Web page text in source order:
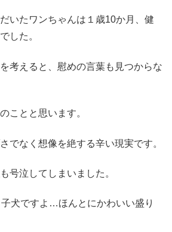
いたワンちゃんは１歳10か月、健
した。
考えると、慰めの言葉も見つからな
ことと思います。
でなく想像を絶する辛い現実です。
号泣してしまいました。
犬ですよ…ほんとにかわいい盛り